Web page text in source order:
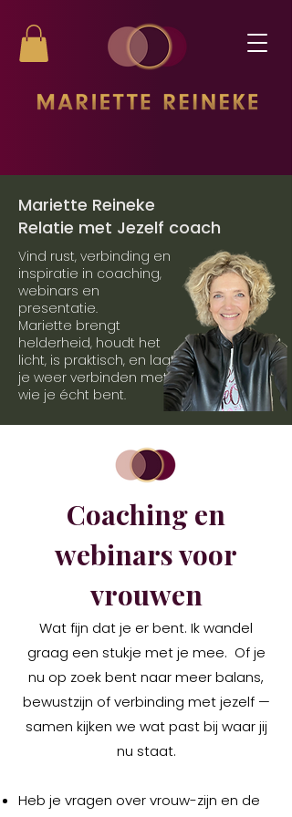
Mariette Reineke
Relatie met Jezelf coach
Vind rust, verbinding en
inspiratie in coaching,
webinars en
presentatie.
Mariette brengt
helderheid, houdt het
licht, is praktisch, en laat
je weer verbinden met
wie je écht bent.
Coaching en
webinars voor
vrouwen
Wat fijn dat je er bent. Ik wandel
graag een stukje met je mee. Of je
nu op zoek bent naar meer balans,
bewustzijn of verbinding met jezelf —
samen kijken we wat past bij waar jij
nu staat.
Heb je vragen over vrouw-zijn en de